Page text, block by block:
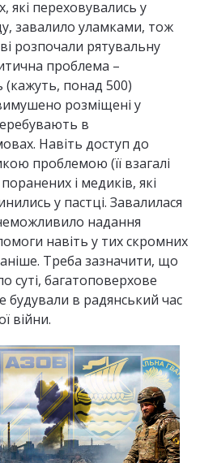
які переховувались у
завалило уламками, тож
розпочали рятувальну
проблема –
понад 500)
розміщені у
в
Навіть доступ до
проблемою (її взагалі
і медиків, які
у пастці. Завалилася
надання
навіть у тих скромних
Треба зазначити, що
суті, багатоповерхове
будували в радянський час
війни.